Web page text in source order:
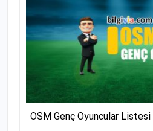
OSM Genç Oyuncular Listesi